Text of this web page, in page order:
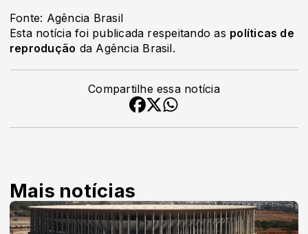
Fonte: Agência Brasil
Esta notícia foi publicada respeitando as políticas de
reprodução da Agência Brasil.
Compartilhe essa notícia
Mais notícias